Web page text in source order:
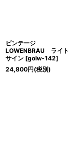
ビンテージ
LOWENBRAU ライト
サイン [golw-142]
24,800円(税別)